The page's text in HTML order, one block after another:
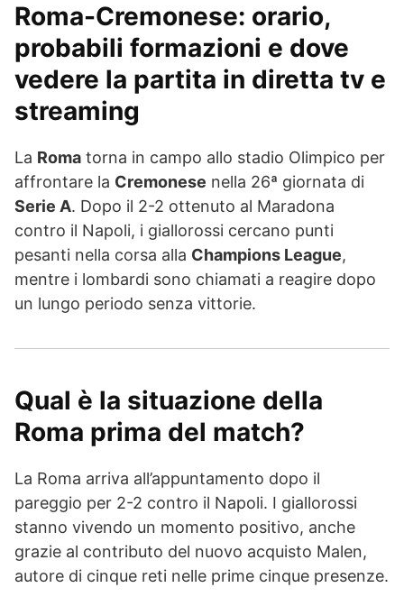
Roma-Cremonese: orario,
probabili formazioni e dove
vedere la partita in diretta tv e
streaming
La Roma torna in campo allo stadio Olimpico per
affrontare la Cremonese nella 26ª giornata di
Serie A. Dopo il 2-2 ottenuto al Maradona
contro il Napoli, i giallorossi cercano punti
pesanti nella corsa alla Champions League,
mentre i lombardi sono chiamati a reagire dopo
un lungo periodo senza vittorie.
Qual è la situazione della
Roma prima del match?
La Roma arriva all’appuntamento dopo il
pareggio per 2-2 contro il Napoli. I giallorossi
stanno vivendo un momento positivo, anche
grazie al contributo del nuovo acquisto Malen,
autore di cinque reti nelle prime cinque presenze.